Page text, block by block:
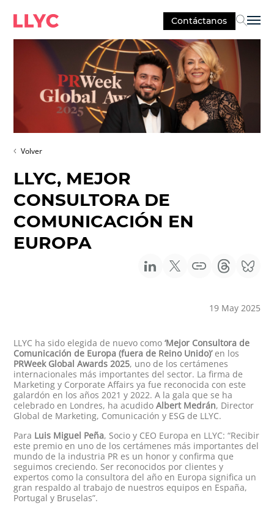
Contáctanos
Volver
LLYC, MEJOR
CONSULTORA DE
COMUNICACIÓN EN
EUROPA
19 May 2025
LLYC ha sido elegida de nuevo como‘Mejor Consultora de
Comunicación de Europa (fuera de Reino Unido)’en los
PRWeek Global Awards 2025, uno de los certámenes
internacionales más importantes del sector. La firma de
Marketing y Corporate Affairs ya fue reconocida con este
galardón en los años 2021 y 2022. A la gala que se ha
celebrado en Londres, ha acudidoAlbert Medrán, Director
Global de Marketing, Comunicación y ESG de LLYC.
Para Luis Miguel Peña, Socio y CEO Europa en LLYC: “Recibir
este premio en uno de los certámenes más importantes del
mundo de la industria PR es un honor y confirma que
seguimos creciendo. Ser reconocidos por clientes y
expertos como la consultora del año en Europa significa un
gran respaldo al trabajo de nuestros equipos en España,
Portugal y Bruselas”.